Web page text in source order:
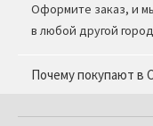
Оформите заказ, и
в любой другой
Почему покупают в